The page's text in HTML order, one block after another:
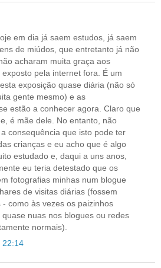
em dia já saem estudos, já saem
de miúdos, que entretanto já não
acharam muita graça aos
pela internet fora. É um
exposição quase diária (não só
gente mesmo) e as
estão a conhecer agora. Claro que
é mãe dele. No entanto, não
consequência que isto pode ter
crianças e eu acho que é algo
estudado e, daqui a uns anos,
eu teria detestado que os
fotografias minhas num blogue
de visitas diárias (fossem
como às vezes os paizinhos
nuas nos blogues ou redes
normais).
22:14